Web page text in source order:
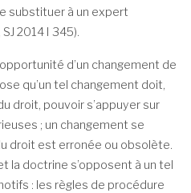
substituer à un expert
2014 I 345).
d’un changement de
qu’un tel changement doit,
droit, pouvoir s’appuyer sur
; un changement se
droit est erronée ou obsolète.
la doctrine s’opposent à un tel
: les règles de procédure